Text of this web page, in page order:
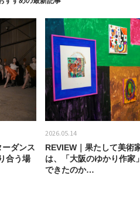
ダンス
合う場
2026.05.14
REVIEW｜果たして美術
は、「大阪のゆかり作家
できたのか…